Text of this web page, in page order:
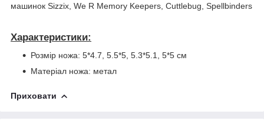
машинок Sizzix, We R Memory Keepers, Cuttlebug, Spellbinders
Характеристики:
Розмір ножа: 5*4.7, 5.5*5, 5.3*5.1, 5*5 см
Матеріал ножа: метал
Приховати